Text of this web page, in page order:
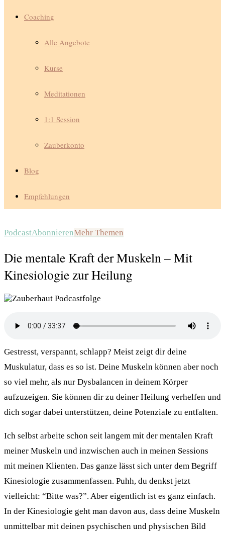
Coaching
Alle Angebote
Kurse
Meditationen
1:1 Session
Zauberkonto
Blog
Empfehlungen
PodcastAbonnierenMehr Themen
Die mentale Kraft der Muskeln – Mit
Kinesiologie zur Heilung
Gestresst, verspannt, schlapp? Meist zeigt dir deine
Muskulatur, dass es so ist. Deine Muskeln können aber noch
so viel mehr, als nur Dysbalancen in deinem Körper
aufzuzeigen. Sie können dir zu deiner Heilung verhelfen und
dich sogar dabei unterstützen, deine Potenziale zu entfalten.
Ich selbst arbeite schon seit langem mit der mentalen Kraft
meiner Muskeln und inzwischen auch in meinen Sessions
mit meinen Klienten. Das ganze lässt sich unter dem Begriff
Kinesiologie zusammenfassen. Puhh, du denkst jetzt
vielleicht: “Bitte was?”. Aber eigentlich ist es ganz einfach.
In der Kinesiologie geht man davon aus, dass deine Muskeln
unmittelbar mit deinen psychischen und physischen Bild